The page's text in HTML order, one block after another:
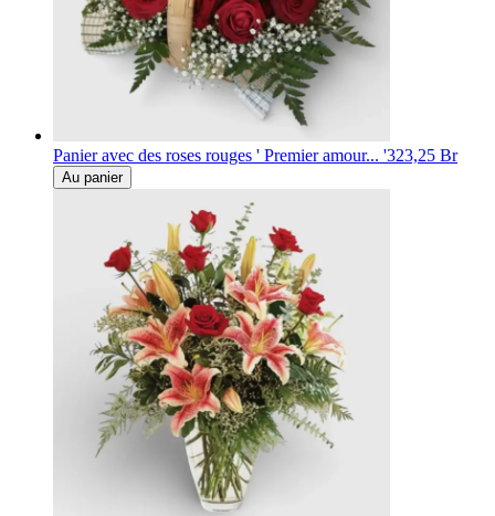
Panier avec des roses rouges ' Premier amour... '323,25 Br
Au panier